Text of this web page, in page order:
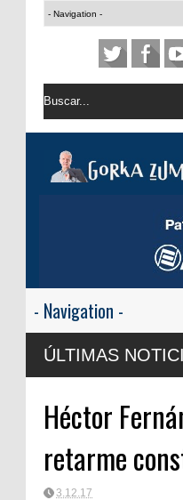
ÚLTIMAS
Valencia y Frank Blanco
Héctor
retarme
3.12.17